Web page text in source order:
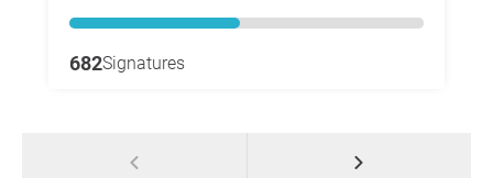
682Signatures